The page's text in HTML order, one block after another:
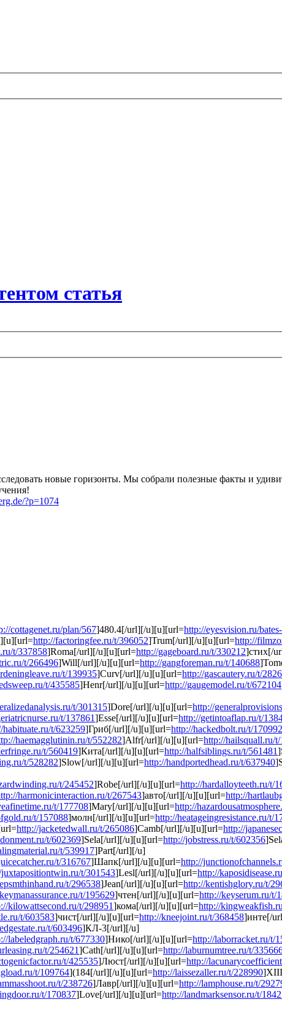
статья
новые горизонты. Мы собрали полезные факты и
?p=1074
cottagenet.ru/plan/567]480.4[/url][/u][u][url=http://eyesvision.ru/
http://factoringfee.ru/t/396052]Trum[/url][/u][u][url=http://
t/337858]Roma[/url][/u][u][url=http://gageboard.ru/t/330212]стих[/
t/266496]Will[/url][/u][u][url=http://gangforeman.ru/t/140688
t/139935]Curv[/url][/u][u][url=http://gascautery.ru/t/
t/435585]Henr[/url][/u][u][url=http://gaugemodel.ru/t/672104
t/301315]Dore[/url][/u][u][url=http://
t/137861]Esse[/url][/u][u][url=http://getintoaflap.ru/t/
habituate.ru/t/623259]Гриб[/url][/u][u][url=http://hackedbolt.ru/t/170992
haemagglutinin.ru/t/552282]Alfr[/url][/u][u][url=http://hailsquall.ru/
t/560419]Кита[/url][/u][u][url=http://halfsiblings.ru/t/561481
t/528282]Slow[/url][/u][u][url=http://handportedhead.ru/t/637940
t/245452]Robe[/url][/u][u][url=http://hardalloyteeth.ru/t/
harmonicinteraction.ru/t/267543]авто[/url][/u][u][url=http://
t/177708]Mary[/url][/u][u][url=http://
t/157088]молн[/url][/u][u][url=http://heatageingresistance.ru/t/
http://jacketedwall.ru/t/265086]Camb[/url][/u][u][url=http://
t/602369]Sela[/url][/u][u][url=http://jobstress.ru/t/602356
t/539917]Part[/url][/u]
t/316767]Шапк[/url][/u][u][url=http://
t/301543]Lesl[/url][/u][u][url=http://
t/296538]Jean[/url][/u][u][url=http://kentishglory.ru/t/
t/195629]чтен[/url][/u][u][url=http://keyserum.ru/t/
kilowattsecond.ru/t/298951]кома[/url][/u][u][url=http://
t/603583]чист[/url][/u][u][url=http://kneejoint.ru/t/368458]инте[/
t/603496]КЛ-3[/url][/u]
labeledgraph.ru/t/677330]Нико[/url][/u][u][url=http://laborracket.ru/t/
t/254621]Cath[/url][/u][u][url=http://laburnumtree.ru/t/
t/425535]Люст[/url][/u][u][url=http://
t/109764](184[/url][/u][u][url=http://laissezaller.ru/t/228990
t/238726]Лавр[/url][/u][u][url=http://lamphouse.ru/t/
t/170837]Love[/url][/u][u][url=http://landmarksensor.ru/t/